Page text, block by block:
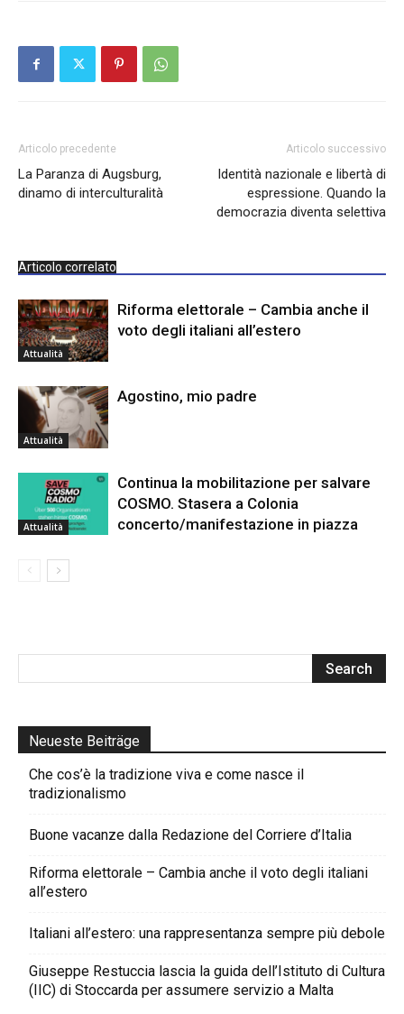
Articolo precedente
La Paranza di Augsburg,
dinamo di interculturalità
Articolo successivo
Identità nazionale e libertà di
espressione. Quando la
democrazia diventa selettiva
Articolo correlato
Attualità
Riforma elettorale – Cambia anche il
voto degli italiani all’estero
Attualità
Agostino, mio padre
Attualità
Continua la mobilitazione per salvare
COSMO. Stasera a Colonia
concerto/manifestazione in piazza
Neueste Beiträge
Che cos’è la tradizione viva e come nasce il
tradizionalismo
Buone vacanze dalla Redazione del Corriere d’Italia
Riforma elettorale – Cambia anche il voto degli italiani
all’estero
Italiani all’estero: una rappresentanza sempre più debole
Giuseppe Restuccia lascia la guida dell’Istituto di Cultura
(IIC) di Stoccarda per assumere servizio a Malta